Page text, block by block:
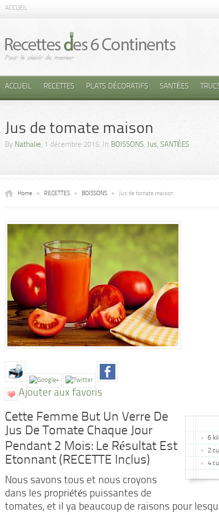
ACCUEIL
ACCUEIL RECETTES PLATS DÉCORATIFS SANTÉES
Jus de tomate maison
By Nathalie, 1 décembre 2015, In BOISSONS, Jus,SANTÉES
Home » RECETTES » BOISSONS » Jus de tomate maison
Ajouter aux favoris
6
2
4
Cette Femme But Un Verre De
Jus De Tomate Chaque Jour
Pendant 2 Mois: Le Résultat Est
Etonnant (RECETTE Inclus)
Nous savons tous et nous croyons
dans les propriétés puissantes de
tomates, et il ya beaucoup de raisons pour